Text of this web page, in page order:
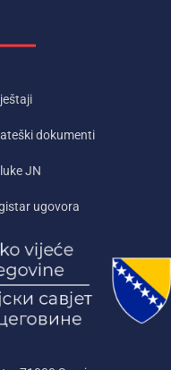
dokumenti
JN
ugovora